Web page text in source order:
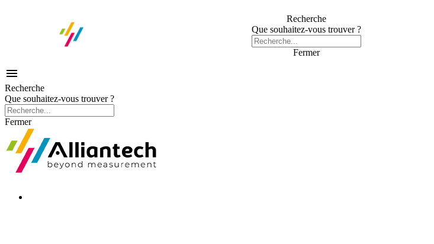
Recherche
Que souhaitez-vous trouver ?
Fermer

Recherche
Que souhaitez-vous trouver ?
Fermer